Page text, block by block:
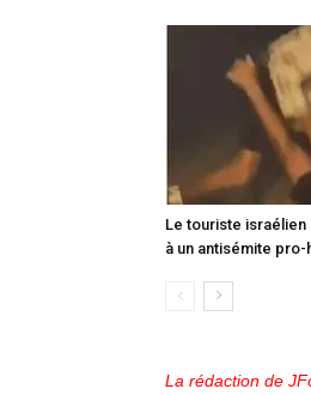
Le touriste israélien
à un antisémite pro-
La rédaction de